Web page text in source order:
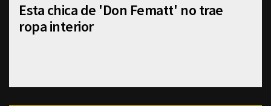
Esta chica de 'Don Fematt' no trae
ropa interior